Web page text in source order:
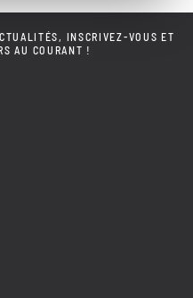
INSCRIVEZ-VOUS ET
AU COURANT !